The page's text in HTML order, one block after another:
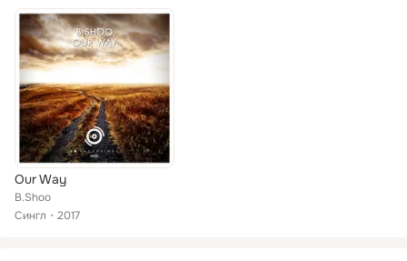
Our Way
B.Shoo
Сингл
2017